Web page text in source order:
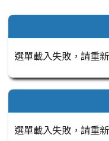
左邊區域內容
選單載入失敗，請重
選單載入失敗，請重